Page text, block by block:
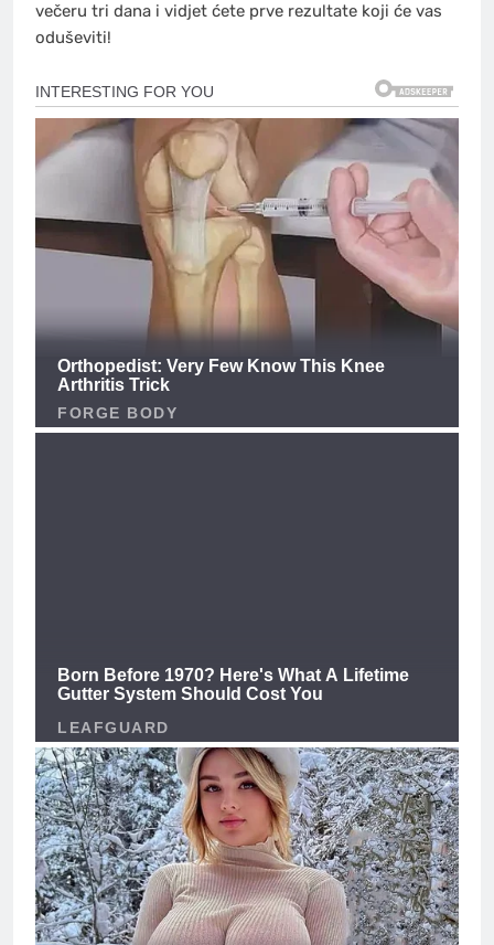
večeru tri dana i vidjet ćete prve rezultate koji će vas
oduševiti!